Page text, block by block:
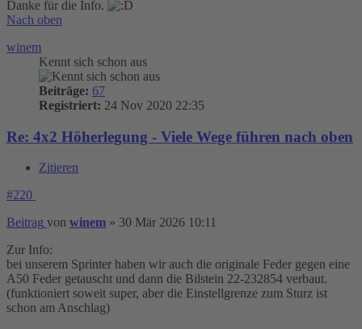
Danke für die Info.
Nach oben
winem
Kennt sich schon aus
Beiträge: 67
Registriert: 24 Nov 2020 22:35
Re: 4x2 Höherlegung - Viele Wege führen nach oben
Zitieren
#220
Beitrag von winem » 30 Mär 2026 10:11
Zur Info:
bei unserem Sprinter haben wir auch die originale Feder gegen eine
A50 Feder getauscht und dann die Bilstein 22-232854 verbaut.
(funktioniert soweit super, aber die Einstellgrenze zum Sturz ist
schon am Anschlag)